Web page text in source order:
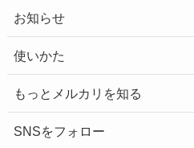
お知らせ
使いかた
もっとメルカリを知る
SNSをフォロー